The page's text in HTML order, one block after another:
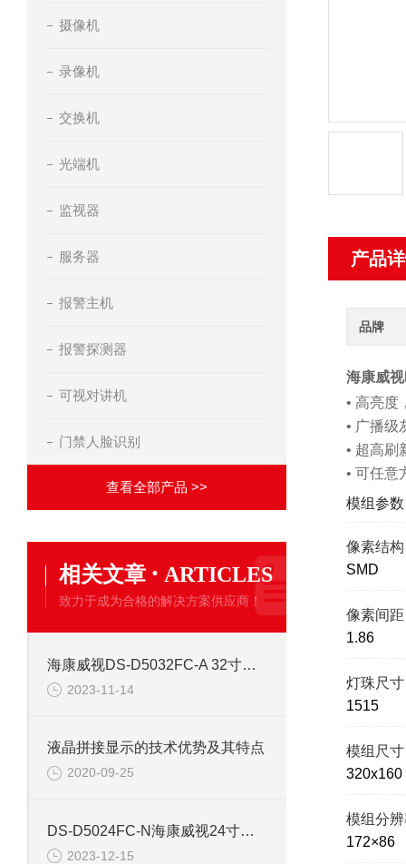
摄像机
录像机
交换机
光端机
监视器
服务器
报警主机
报警探测器
可视对讲机
门禁人脸识别
查看全部产品 >>
相关文章 · ARTICLES
致力于成为合格的解决方案供应商！
海康威视DS-D5032FC-A 32寸塑胶外观高清液晶监视器
2023-11-14
液晶拼接显示的技术优势及其特点
2020-09-25
DS-D5024FC-N海康威视24寸网络监控显示器
2023-12-15
产品
品牌
海康威
• 高亮度
• 广播级
• 超高刷
• 可任意
模组参数
像素结
SMD
像素间
1.86
灯珠尺
1515
模组尺
320x160
模组分
172×86